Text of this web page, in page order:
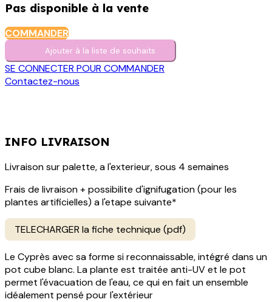
Pas disponible à la vente
COMMANDER
Ajouter à la liste de s​o​uh​aits
SE CONNECTER POUR COMMANDER
Contactez-nous
INFO LIVRAISON
Livraison sur palette, a l'exterieur, sous 4 semaines
Frais de livraison + possibilite d'ignifugation (pour les
plantes artificielles) a l'etape suivante*
TELECHARGER la fiche technique (pdf)
Le Cyprès avec sa forme si reconnaissable, intégré dans un
pot cube blanc. La plante est traitée anti-UV et le pot
permet l'évacuation de l'eau, ce qui en fait un ensemble
idéalement pensé pour l'extérieur